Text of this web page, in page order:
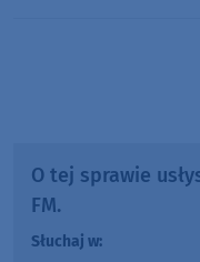
O tej sprawie
FM.
Słuchaj w: